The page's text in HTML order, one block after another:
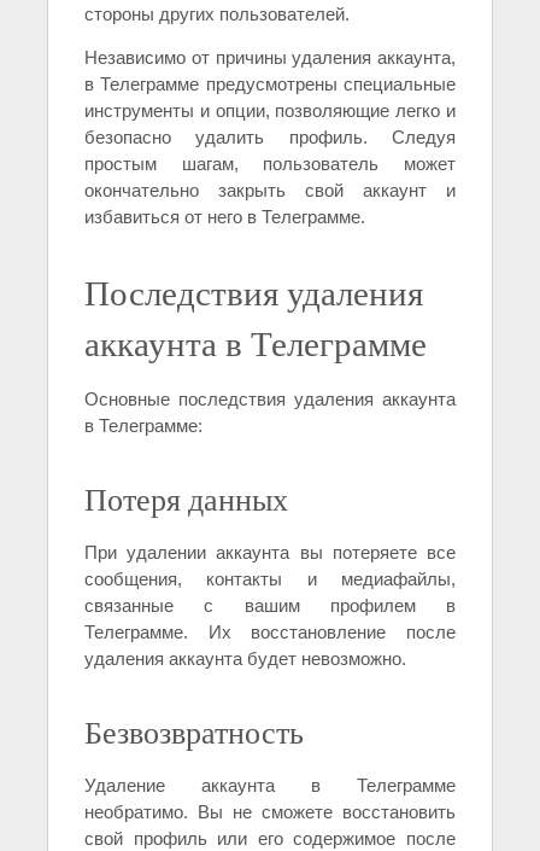
стороны других пользователей.
Независимо от причины удаления аккаунта,
в Телеграмме предусмотрены специальные
инструменты и опции, позволяющие легко и
безопасно удалить профиль. Следуя
простым шагам, пользователь может
окончательно закрыть свой аккаунт и
избавиться от него в Телеграмме.
Последствия удаления
аккаунта в Телеграмме
Основные последствия удаления аккаунта
в Телеграмме:
Потеря данных
При удалении аккаунта вы потеряете все
сообщения, контакты и медиафайлы,
связанные с вашим профилем в
Телеграмме. Их восстановление после
удаления аккаунта будет невозможно.
Безвозвратность
Удаление аккаунта в Телеграмме
необратимо. Вы не сможете восстановить
свой профиль или его содержимое после